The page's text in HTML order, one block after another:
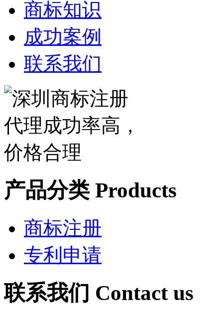
商标知识
成功案例
联系我们
产品分类Products
商标注册
专利申请
联系我们 Contact us